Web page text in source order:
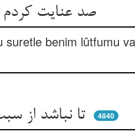
صد عنایت کردم و صد رابطه ** تا ببیند لطف من بی‌واسطه
benim lûtfumu
تا نباشد از سبب در کش‌مکش ** تا بود هر استعانت از منش 4840